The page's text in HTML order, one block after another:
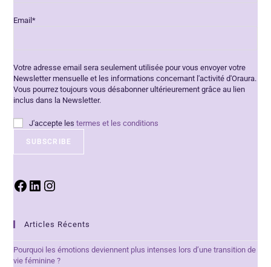
Email*
Votre adresse email sera seulement utilisée pour vous envoyer votre
Newsletter mensuelle et les informations concernant l'activité d'Oraura.
Vous pourrez toujours vous désabonner ultérieurement grâce au lien
inclus dans la Newsletter.
J'accepte lestermes et les conditions
Articles Récents
Pourquoi les émotions deviennent plus intenses lors d’une transition de
vie féminine ?